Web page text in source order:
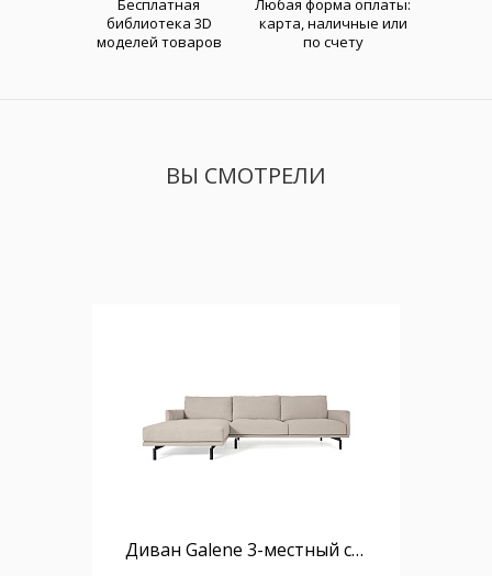
Бесплатная
библиотека 3D
моделей товаров
Любая форма оплаты:
карта, наличные или
по счету
ВЫ СМОТРЕЛИ
Диван Galene 3-местный с левым шезлонгом, бежевый, 254 см